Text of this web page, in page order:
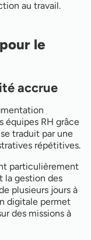
au travail.
le
accrue
équipes RH grâce
traduit par une
répétitives.
particulièrement
la gestion des
plusieurs jours à
digitale permet
des missions à